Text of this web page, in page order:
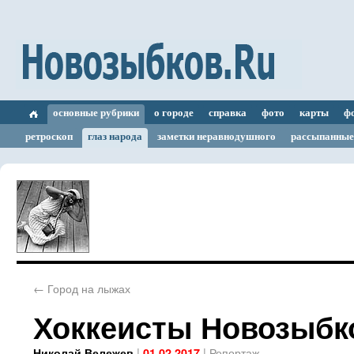
основные рубрики о городе справка фото карты
ретроскоп
глаз народа заметки неравнодушного
← Город на лыжах
Хоккеисты